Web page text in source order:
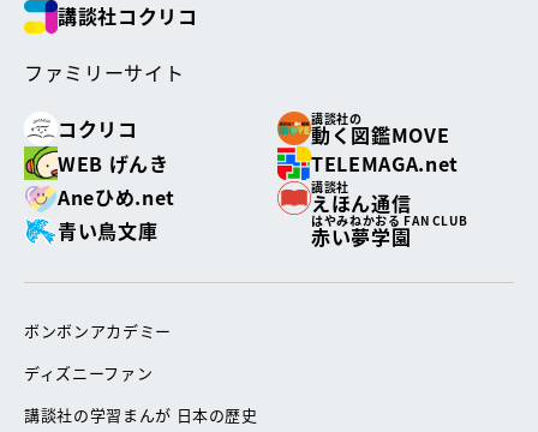
講談社コクリコ
ファミリーサイト
コクリコ
講談社の
動く図鑑MOVE
WEB げんき
TELEMAGA.net
Aneひめ.net
講談社
えほん通信
青い鳥文庫
はやみねかおる FAN CLUB
赤い夢学園
ボンボンアカデミー
ディズニーファン
講談社の学習まんが 日本の歴史